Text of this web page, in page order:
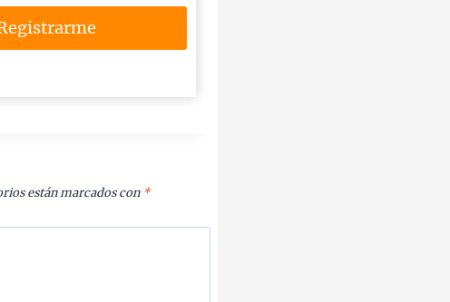
están marcados con *